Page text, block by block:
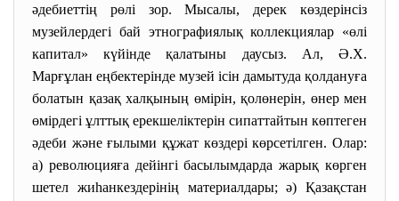
әдебиеттің рөлі зор. Мысалы, дерек көздерінсіз
музейлердегі бай этнографиялық коллекциялар «өлі
капитал» күйінде қалатыны даусыз. Ал, Ә.Х.
Марғұлан еңбектерінде музей ісін дамытуда қолдануға
болатын қазақ халқының өмірін, қолөнерін, өнер мен
өмірдегі ұлттық ерекшеліктерін сипаттайтын көптеген
әдеби және ғылыми құжат көздері көрсетілген. Олар:
а) революцияға дейінгі басылымдарда жарық көрген
шетел жиһанкездерінің материалдары; ә) Қазақстан